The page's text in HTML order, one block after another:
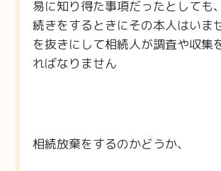
易に知り得た事項だったとしても
続きをするときにその本人はいま
を抜きにして相続人が調査や収集
ればなりません
相続放棄をするのかどうか、